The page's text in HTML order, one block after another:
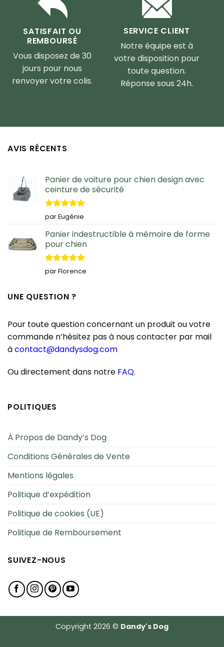
SATISFAIT OU
REMBOURSÉ
Vous disposez de 30
jours pour nous
renvoyer votre colis.
SERVICE CLIENT
Notre équipe est à
votre disposition pour
toute question.
Réponse sous 24h.
AVIS RÉCENTS
Panier de voiture pour chien design avec
ceinture de sécurité
Note5sur
5
par Eugénie
Panier indestructible à mémoire de forme
pour chien
Note5sur
5
par Florence
UNE QUESTION ?
Pour toute question concernant un produit ou votre
commande n’hésitez pas à nous contacter par mail
àcontact@dandysdog.com
Ou directement dans notre FAQ.
POLITIQUES
À Propos de Dandy’s Dog
Conditions Générales de Vente
Mentions légales
Politique d’expédition
Politique de cookies (UE)
Politique de Remboursement
SUIVEZ-NOUS
Copyright 2026 © Dandy's Dog